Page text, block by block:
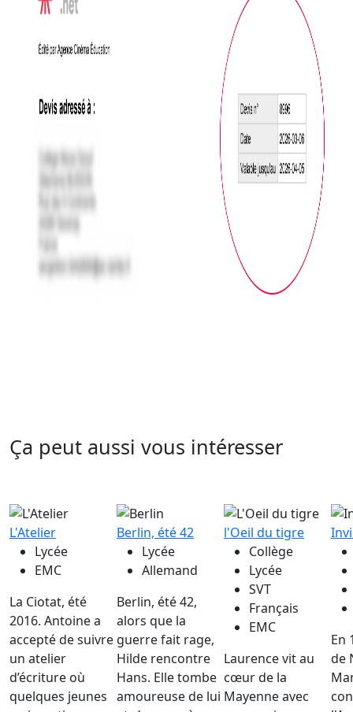
Ça peut aussi vous intéresser
L'Atelier
Lycée
EMC
La Ciotat, été
2016. Antoine a
accepté de suivre
un atelier
d’écriture où
quelques jeunes
Berlin, été 42
Lycée
Allemand
Berlin, été 42,
alors que la
guerre fait rage,
Hilde rencontre
Hans. Elle tombe
amoureuse de lui
l'Oeil du tigre
Collège
Lycée
SVT
Français
EMC
Laurence vit au
cœur de la
Mayenne avec
En
de